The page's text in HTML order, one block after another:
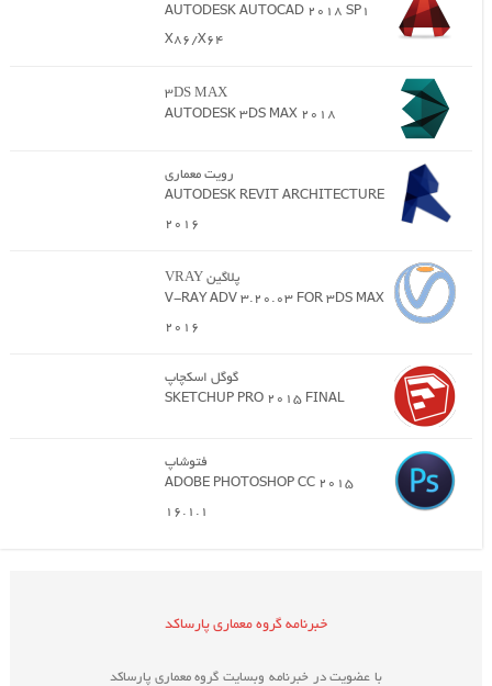
AUTODESK AUTOCAD 2018 SP1
X86/X64
3DS MAX
AUTODESK 3DS MAX 2018
رویت معماری
AUTODESK REVIT ARCHITECTURE
2016
پلاگین VRAY
V-RAY ADV 3.20.03 FOR 3DS MAX
2016
گوگل اسکچاپ
SKETCHUP PRO 2015 FINAL
فتوشاپ
ADOBE PHOTOSHOP CC 2015
16.1.1
خبرنامه گروه معماری پارساکد
با عضویت در خبرنامه وبسایت گروه معماری پارساکد